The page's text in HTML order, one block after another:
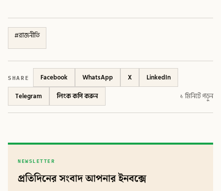
#রাজনীতি
SHARE Facebook WhatsApp X
LinkedIn
Telegram
লিংক কপি করুন ১ মিনিটে পড়ুন
NEWSLETTER
প্রতিদিনের সংবাদ আপনার ইনবক্সে